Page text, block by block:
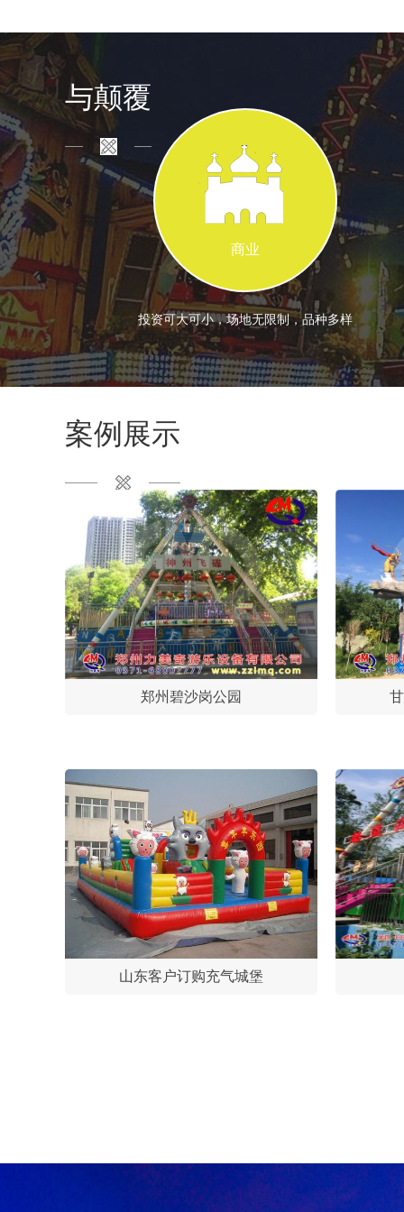
与颠覆
商业
投资可大可小，场地无限制，品种多样
案例展示
郑州碧沙岗公园
山东客户订购充气城堡